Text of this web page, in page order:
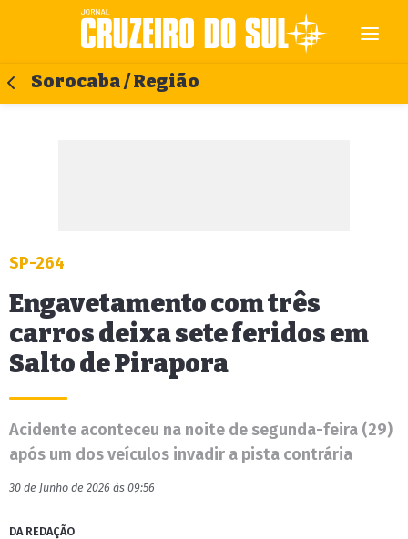
Sorocaba / Região
SP-264
Engavetamento com três
carros deixa sete feridos em
Salto de Pirapora
Acidente aconteceu na noite de segunda-feira (29)
após um dos veículos invadir a pista contrária
30 de Junho de 2026 às 09:56
DA REDAÇÃO